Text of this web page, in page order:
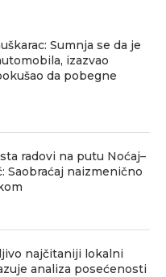
Sumnja se da je
izazvao
da pobegne
radovi na putu Noćaj–
Saobraćaj naizmenično
najčitaniji lokalni
analiza posećenosti